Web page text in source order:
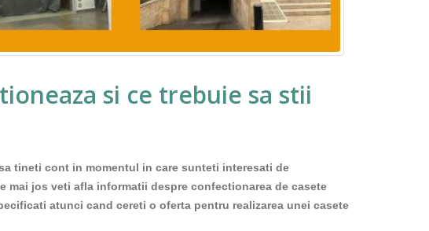
si ce trebuie sa stii
tineti cont in momentul in care sunteti interesati de
mai jos veti afla informatii despre confectionarea de casete
atunci cand cereti o oferta pentru realizarea unei casete